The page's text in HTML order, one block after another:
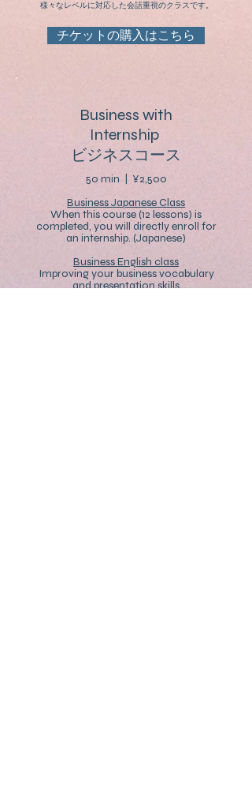
様々なレベルに対応した会話重視のクラスです。
チケットの購入はこちら
Business with
Internship
ビジネスコース
50 min | ¥2,500
Business Japanese Class
When this course (12 lessons) is
completed, you will directly enroll for
an internship. (Japanese)
Business English class
Improving your business vocabulary
and presentation skills